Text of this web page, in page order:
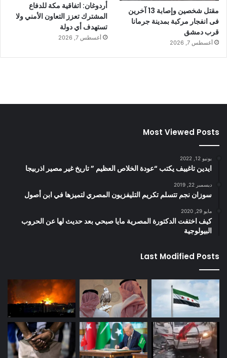
مقتل شخصين وإصابة 13 آخرين
فى انفجار مركبة بمدينة جرمانا
قرب دمشق
أغسطس 7, 2026
أردوغان: اتفاقية مكة للدفاع
المشترك تعزز التعاون الأمني ولا
تستهدف أي دولة
أغسطس 7, 2026
Most Viewed Posts
يونيو 12, 2022
ايدين تاغييف يكتب “عودة الخلاص العظيم ” تاريخ غير مصير اذربيجا
ديسمبر 22, 2019
سوزان نجم تتسلم تكريم التليفزيون المصري لتميزها في ابن أصول
مايو 29, 2020
كيف اختفت الدكتورة المصرية مايا صبحي بعد حديث لها عن الحروب
البيولوجية
Last Modified Posts